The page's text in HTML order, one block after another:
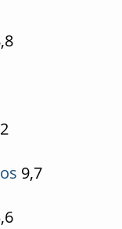
9,7